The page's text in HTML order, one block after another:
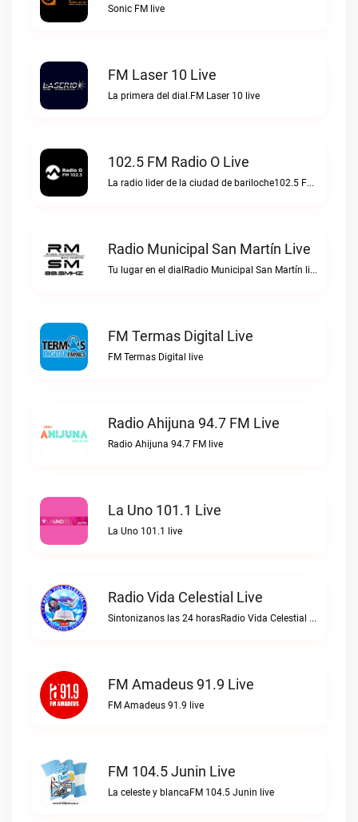
Sonic FM live
FM Laser 10 Live
La primera del dial.FM Laser 10 live
102.5 FM Radio O Live
La radio lider de la ciudad de bariloche102.5 FM Radio O live
Radio Municipal San Martín Live
Tu lugar en el dialRadio Municipal San Martín live
FM Termas Digital Live
FM Termas Digital live
Radio Ahijuna 94.7 FM Live
Radio Ahijuna 94.7 FM live
La Uno 101.1 Live
La Uno 101.1 live
Radio Vida Celestial Live
Sintonizanos las 24 horasRadio Vida Celestial live
FM Amadeus 91.9 Live
FM Amadeus 91.9 live
FM 104.5 Junin Live
La celeste y blancaFM 104.5 Junin live